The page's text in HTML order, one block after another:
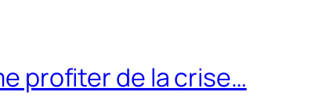
profiter de la crise…